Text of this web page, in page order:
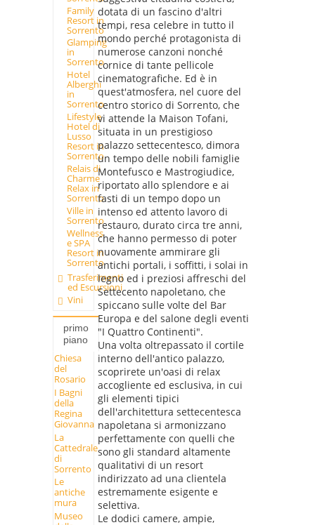
Family
Resort in
Sorrento
Glamping
in
Sorrento
Hotel
Alberghi
in
Sorrento
Lifestyle
Hotel di
Lusso
Resort in
Sorrento
Relais di
Charme
Relax in
Sorrento
Ville in
Sorrento
Wellness
e SPA
Resort in
Sorrento
Trasferimenti
ed Escursioni
Vini
primo
piano
Chiesa
del
Rosario
I Bagni
della
Regina
Giovanna
La
Cattedrale
di
Sorrento
Le
antiche
mura
Museo
dotata di un fascino d'altri
tempi, resa celebre in tutto il
mondo perché protagonista di
numerose canzoni nonché
cornice di tante pellicole
cinematografiche. Ed è in
quest'atmosfera, nel cuore del
centro storico di Sorrento, che
vi attende la Maison Tofani,
situata in un prestigioso
palazzo settecentesco, dimora
un tempo delle nobili famiglie
Montefusco e Mastrogiudice,
riportato allo splendore e ai
fasti di un tempo dopo un
intenso ed attento lavoro di
restauro, durato circa tre anni,
che hanno permesso di poter
nuovamente ammirare gli
antichi portali, i soffitti, i solai in
legno ed i preziosi affreschi del
Settecento napoletano, che
spiccano sulle volte del Bar
Europa e del salone degli eventi
"I Quattro Continenti".
Una volta oltrepassato il cortile
interno dell'antico palazzo,
scoprirete un'oasi di relax
accogliente ed esclusiva, in cui
gli elementi tipici
dell'architettura settecentesca
napoletana si armonizzano
perfettamente con quelli che
sono gli standard altamente
qualitativi di un resort
indirizzato ad una clientela
estremamente esigente e
selettiva.
Le dodici camere, ampie,